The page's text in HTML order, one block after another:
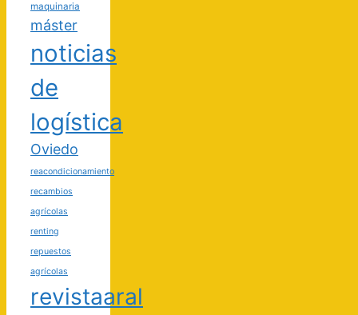
maquinaria
máster
noticias
de
logística
Oviedo
reacondicionamiento
recambios
agrícolas
renting
repuestos
agrícolas
revistaaral